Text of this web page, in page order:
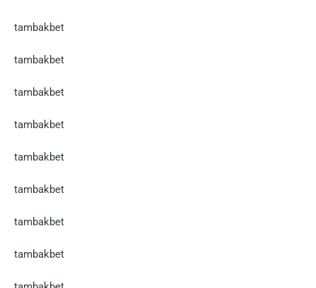
tambakbet
tambakbet
tambakbet
tambakbet
tambakbet
tambakbet
tambakbet
tambakbet